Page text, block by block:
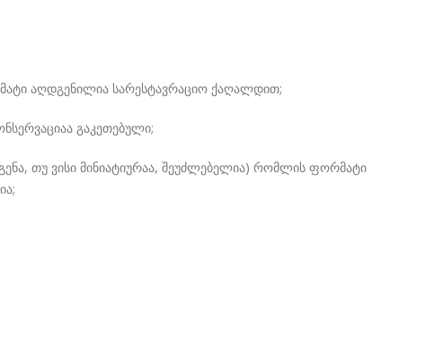
აღდგენილია სარესტავრაციო ქაღალდით;
გაკეთებული;
თუ ვისი მინიატიურაა, შეუძლებელია) რომლის ფორმატი